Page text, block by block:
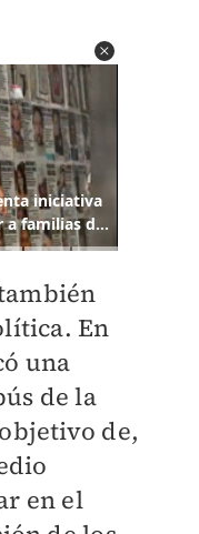
En
una
de la
de,
en el